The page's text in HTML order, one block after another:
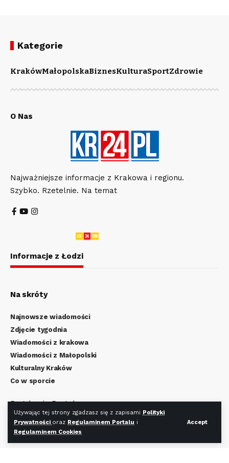
Używając tej strony zgadzasz się z zapisami Polityki
Prywatności oraz Regulaminem Portalu i
Regulaminem Cookies
Accept
Kategorie
KrakówMałopolskaBiznesKulturaSportZdrowie
O Nas
Najważniejsze informacje z Krakowa i regionu.
Szybko. Rzetelnie. Na temat
Informacje z Łodzi
Na skróty
Najnowsze wiadomości
Zdjęcie tygodnia
Wiadomości z krakowa
Wiadomości z Małopolski
Kulturalny Kraków
Co w sporcie
Regulamin Portalu
Polityka Prywatności
Regulamin Cookies